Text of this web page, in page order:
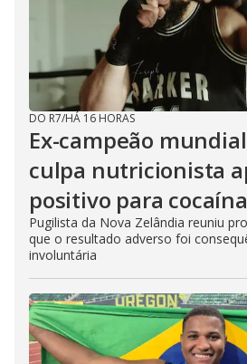
DO R7/HÁ 16 HORAS
Ex-campeão
culpa nutricionista
positivo para cocaína
Pugilista da Nova Zelândia reuniu
que o resultado adverso foi
involuntária